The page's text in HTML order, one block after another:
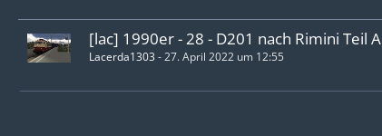
[lac] 1990er - 28 - D201 nach Rimini Teil A
Lacerda1303 -27. April 2022 um 12:55